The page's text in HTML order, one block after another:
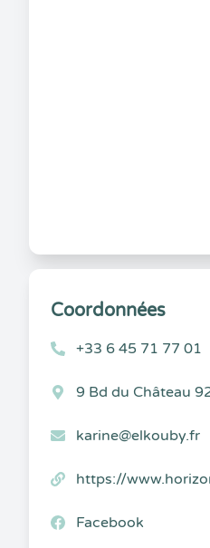
Coordonnées
+33 6 45 71 77 01
9 Bd du Château
karine@elkouby.fr
https://
Facebook